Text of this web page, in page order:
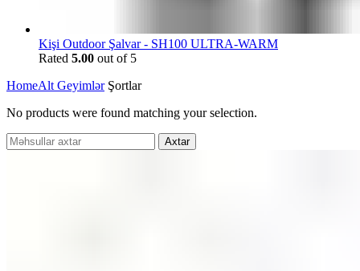
Kişi Outdoor Şalvar - SH100 ULTRA-WARM
Rated 5.00 out of 5
HomeAlt GeyimlərŞortlar
No products were found matching your selection.
Axtar